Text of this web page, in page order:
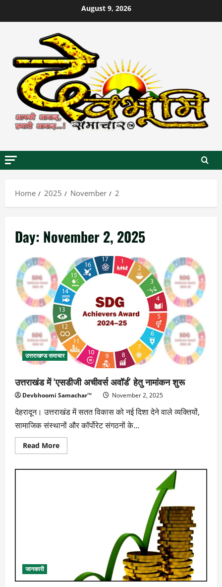
to
August 9, 2026
Home 2025 November 2
Day: November 2, 2025
उत्तराखण्ड समाचार
उत्तराखंड में ‘एसडीजी अचीवर्स अवॉर्ड’ हेतु नामांकन शुरू
Devbhoomi Samachar™ November 2, 2025
देहरादून। उत्तराखंड में सतत विकास को नई दिशा देने वाले व्यक्तियों,
सामाजिक संस्थानों और कॉर्पोरेट संगठनों के...
Read MoreRead
more
में
जानकारी